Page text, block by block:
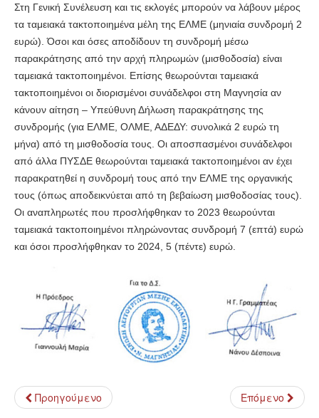
Στη Γενική Συνέλευση και τις εκλογές μπορούν να λάβουν μέρος
τα ταμειακά τακτοποιημένα μέλη της ΕΛΜΕ (μηνιαία συνδρομή 2
ευρώ). Όσοι και όσες αποδίδουν τη συνδρομή μέσω
παρακράτησης από την αρχή πληρωμών (μισθοδοσία) είναι
ταμειακά τακτοποιημένοι. Επίσης θεωρούνται ταμειακά
τακτοποιημένοι οι διορισμένοι συνάδελφοι στη Μαγνησία αν
κάνουν αίτηση – Υπεύθυνη Δήλωση παρακράτησης της
συνδρομής (για ΕΛΜΕ, ΟΛΜΕ, ΑΔΕΔΥ: συνολικά 2 ευρώ τη
μήνα) από τη μισθοδοσία τους. Οι αποσπασμένοι συνάδελφοι
από άλλα ΠΥΣΔΕ θεωρούνται ταμειακά τακτοποιημένοι αν έχει
παρακρατηθεί η συνδρομή τους από την ΕΛΜΕ της οργανικής
τους (όπως αποδεικνύεται από τη βεβαίωση μισθοδοσίας τους).
Οι αναπληρωτές που προσλήφθηκαν το 2023 θεωρούνται
ταμειακά τακτοποιημένοι πληρώνοντας συνδρομή 7 (επτά) ευρώ
και όσοι προσλήφθηκαν το 2024, 5 (πέντε) ευρώ.
Προηγούμενο Επόμενο